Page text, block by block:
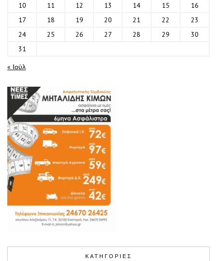
10
11 12 13 14 15
16
17
18 19 20 21 22
23
24
25 26 27 28 29
30
31
« Ιούλ
ΚΑΤΗΓΟΡΙΕΣ